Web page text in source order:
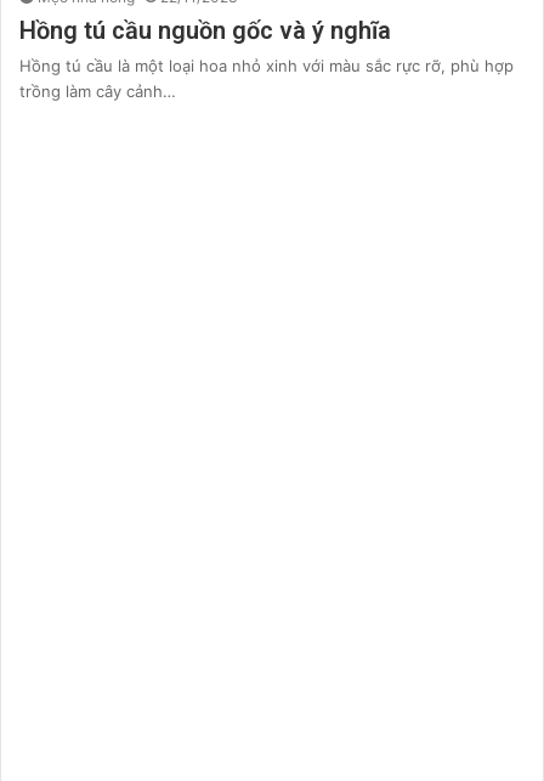
Hồng tú cầu nguồn gốc và ý nghĩa
Hồng tú cầu là một loại hoa nhỏ xinh với màu sắc rực rỡ, phù hợp
trồng làm cây cảnh…